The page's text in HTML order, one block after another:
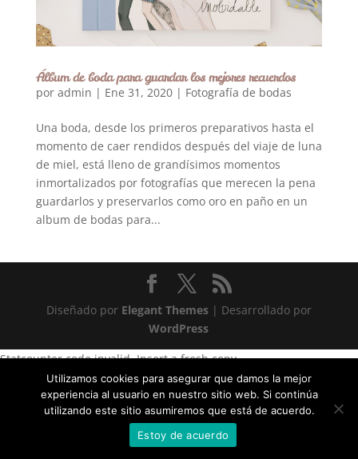
Álbum de boda para guardar los mejores recuerdos
por admin | Ene 31, 2020| Fotografía de bodas
Una boda, desde los primeros preparativos hasta el
momento de caer rendidos después del viaje de luna
de miel, está lleno de grandísimos momentos
inmortalizados por fotografías que merecen la pena
guardarlos y preservarlos como oro en paño en un
album de bodas para...
Diseñado por Elegant Themes| Desarrollado por
WordPress
Statcounter code invalid. Insert a fresh copy.
Utilizamos cookies para asegurar que damos la mejor
experiencia al usuario en nuestro sitio web. Si continúa
utilizando este sitio asumiremos que está de acuerdo.
Estoy de acuerdo